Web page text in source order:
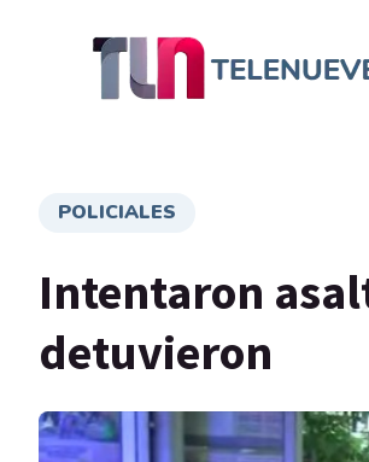
POLICIALES
Intentaron
detuvieron